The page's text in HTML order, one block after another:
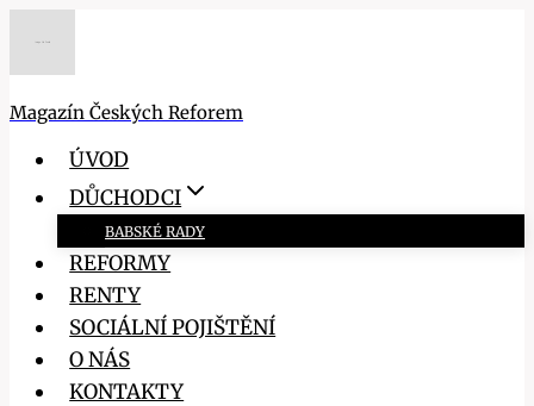
Magazín Českých Reforem
ÚVOD
DŮCHODCI
BABSKÉ RADY
REFORMY
RENTY
SOCIÁLNÍ POJIŠTĚNÍ
O NÁS
KONTAKTY